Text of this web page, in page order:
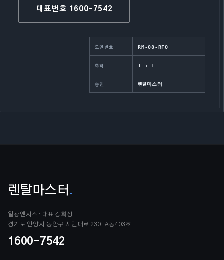
대표번호 1600-7542
도면번호 RM-08-RFQ
축척 1 : 1
승인 렌탈마스터
렌탈마스터 .
일광엔시스 · 대표 강희성
경기도 안양시 동안구 시민대로 230 · A동403호
1600-7542